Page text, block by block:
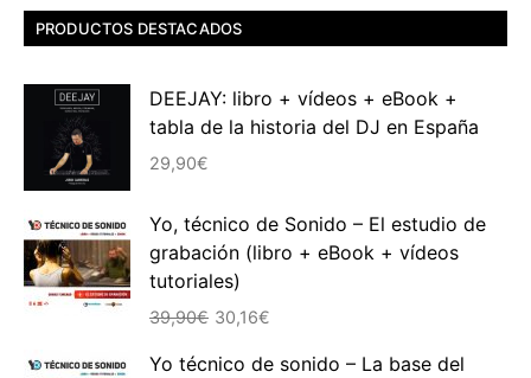
PRODUCTOS DESTACADOS
DEEJAY: libro + vídeos + eBook +
tabla de la historia del DJ en España
29,90€
Yo, técnico de Sonido – El estudio de
grabación (libro + eBook + vídeos
tutoriales)
39,90€ El
original
30,16€
actual
Yo técnico de sonido – La base del